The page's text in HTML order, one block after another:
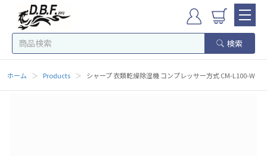
検索
ホーム ＞ Products ＞ シャープ 衣類乾燥除湿機 コンプレッサー方式 CM-L100-W